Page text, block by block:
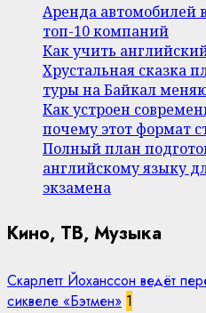
Аренда автомобилей
топ-10 компаний
Как учить
Хрустальная сказка
туры на Байкал
Как устроен
почему этот формат
Полный план
английскому языку
экзамена
Кино, ТВ, Музыка
Скарлетт Йоханссон ведёт
сиквеле «Бэтмен» 1